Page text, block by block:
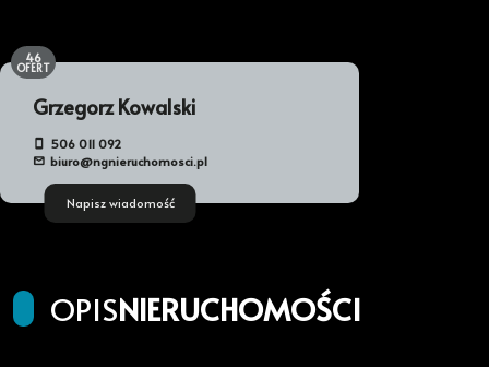
Grzegorz Kowalski
506 011 092
biuro@ngnieruchomosci.pl
Napisz wiadomość
46
OFERT
OPISNIERUCHOMOŚCI